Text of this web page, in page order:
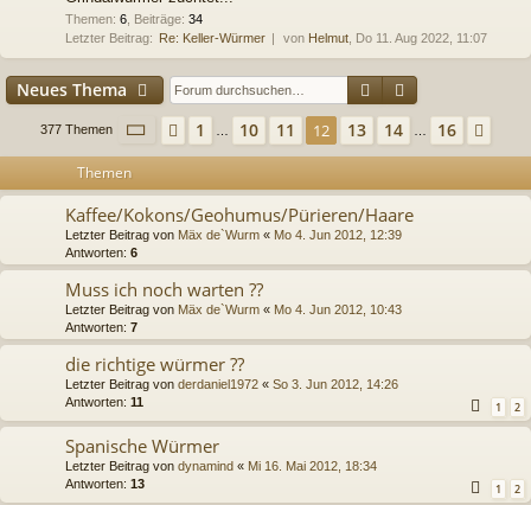
Themen: 6 Beiträge: 34
Letzter Beitrag: Re: Keller-Würmer von Helmut , Do 11. Aug 2022, 11:07
Neues Thema Suche
377 Themen Seite 12 von16
Vorherige
1 10 11 12 13 14 16
Themen
Kaffee/Kokons/Geohumus/Pürieren/Haare
Letzter Beitrag von Mäx de`Wurm « Mo 4. Jun 2012, 12:39
Antworten: 6
Muss ich noch warten ??
Letzter Beitrag von Mäx de`Wurm « Mo 4. Jun 2012, 10:43
Antworten: 7
die richtige würmer ??
Letzter Beitrag von derdaniel1972 « So 3. Jun 2012, 14:26
Antworten: 11 1 2
Spanische Würmer
Letzter Beitrag von dynamind « Mi 16. Mai 2012, 18:34
Antworten: 13 1 2